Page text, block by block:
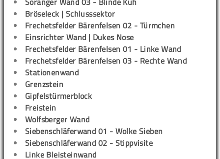
Bröseleck | Schlusssektor
Frechetsfelder Bärenfelsen 02 - Türmchen
Einsrichter Wand | Dukes Nose
Frechetsfelder Bärenfelsen 01 - Linke Wand
Frechetsfelder Bärenfelsen 03 - Rechte Wand
Stationenwand
Grenzstein
Gipfelstürmerblock
Freistein
Wolfsberger Wand
Siebenschläferwand 01 - Wolke Sieben
Siebenschläferwand 02 - Stippvisite
Linke Bleisteinwand